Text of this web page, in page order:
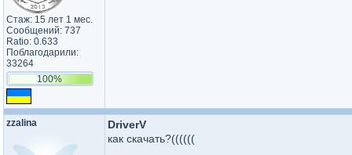
Стаж: 15 лет 1 мес.
Сообщений: 737
Ratio: 0.633
Поблагодарили:
33264
100%
zzalina
DriverV
как скачать?((((((